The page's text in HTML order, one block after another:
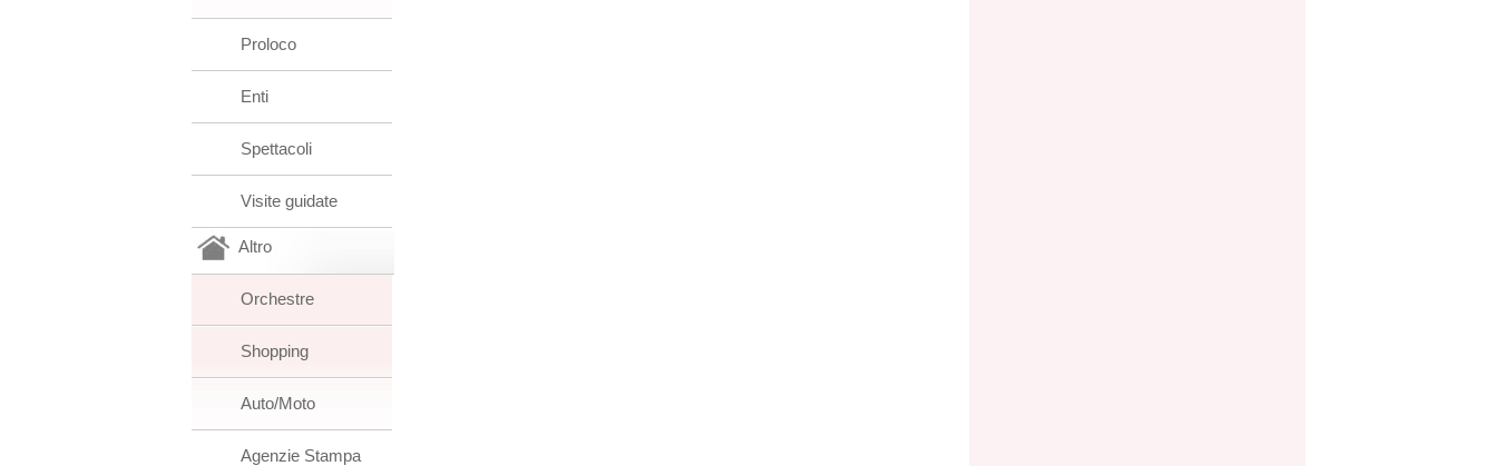
Proloco
Enti
Spettacoli
Visite guidate
Altro
Orchestre
Shopping
Auto/Moto
Agenzie Stampa